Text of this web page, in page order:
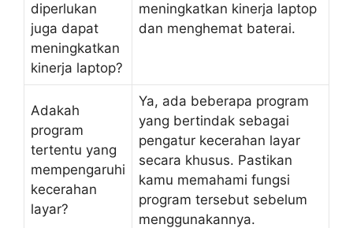
diperlukan
juga dapat
meningkatkan
kinerja laptop?
meningkatkan kinerja laptop
dan menghemat baterai.
Adakah
program
tertentu yang
mempengaruhi
kecerahan
layar?
Ya, ada beberapa program
yang bertindak sebagai
pengatur kecerahan layar
secara khusus. Pastikan
kamu memahami fungsi
program tersebut sebelum
menggunakannya.